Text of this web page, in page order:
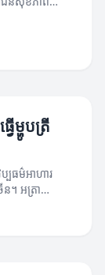
ើម្ហូបត្រី
ប្បធម៌អាហារ
។ អត្រា